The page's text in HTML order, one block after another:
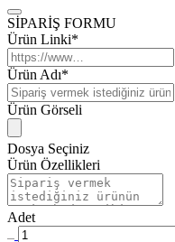
SİPARİŞ FORMU
Ürün Linki*
Ürün Adı*
Ürün Görseli
Dosya Seçiniz
Ürün Özellikleri
Adet